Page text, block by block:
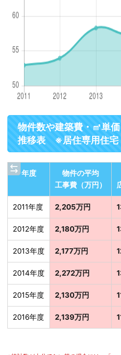
物件数や建築費・㎡単価
推移表 ※居住専用住宅
年度
物件の平均
工事費（万円）
2011年度 2,205万円
2012年度 2,180万円
2013年度 2,177万円
2014年度 2,272万円
2015年度 2,130万円
2016年度 2,139万円